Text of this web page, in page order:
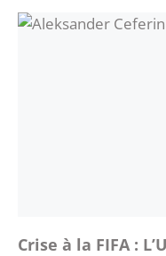
Crise à la FIFA :